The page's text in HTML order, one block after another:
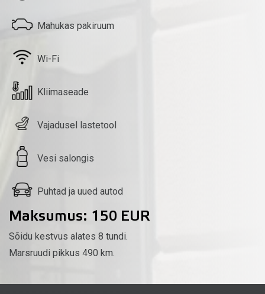
Mahukas pakiruum
Wi-Fi
Kliimaseade
Vajadusel lastetool
Vesi salongis
Puhtad ja uued autod
Maksumus: 150 EUR
Sõidu kestvus alates 8 tundi.
Marsruudi pikkus 490 km.